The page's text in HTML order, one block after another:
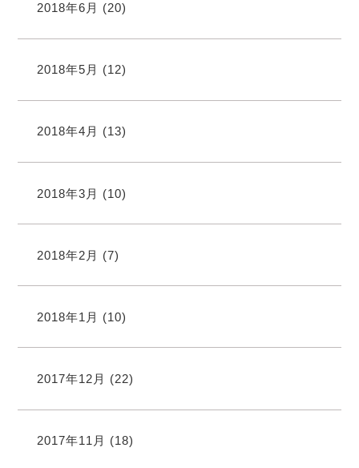
2018年6月 (20)
2018年5月 (12)
2018年4月 (13)
2018年3月 (10)
2018年2月 (7)
2018年1月 (10)
2017年12月 (22)
2017年11月 (18)